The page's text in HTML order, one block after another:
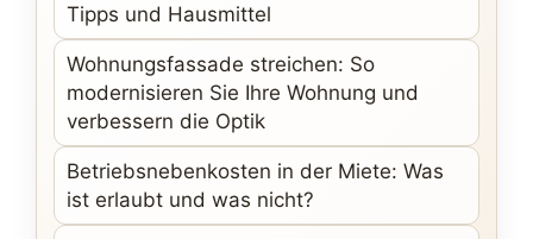
Tipps und Hausmittel
Wohnungsfassade streichen: So
modernisieren Sie Ihre Wohnung und
verbessern die Optik
Betriebsnebenkosten in der Miete: Was
ist erlaubt und was nicht?